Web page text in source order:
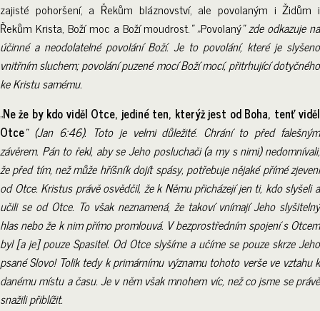
zajisté pohoršení, a Řekům bláznovství, ale povolaným i Židům i
Řekům Krista, Boží moc a Boží moudrost.“ „Povolaný“ zde odkazuje na
účinné a neodolatelné povolání Boží. Je to povolání, které je slyšeno
vnitřním sluchem; povolání puzené mocí Boží mocí, přitrhující dotyčného
ke Kristu samému.
„Ne že by kdo viděl Otce, jediné ten, kterýž jest od Boha, tenť viděl
Otce“ (Jan 6:46). Toto je velmi důležité. Chrání to před falešným
závěrem. Pán to řekl, aby se Jeho posluchači (a my s nimi) nedomnívali,
že před tím, než může hříšník dojít spásy, potřebuje nějaké přímé zjevení
od Otce. Kristus právě osvědčil, že k Němu přicházejí jen ti, kdo slyšeli a
učili se od Otce. To však neznamená, že takoví vnímají Jeho slyšitelný
hlas nebo že k nim přímo promlouvá. V bezprostředním spojení s Otcem
byl [a je] pouze Spasitel. Od Otce slyšíme a učíme se pouze skrze Jeho
psané Slovo! Tolik tedy k primárnímu významu tohoto verše ve vztahu k
danému místu a času. Je v něm však mnohem víc, než co jsme se právě
snažili přiblížit.